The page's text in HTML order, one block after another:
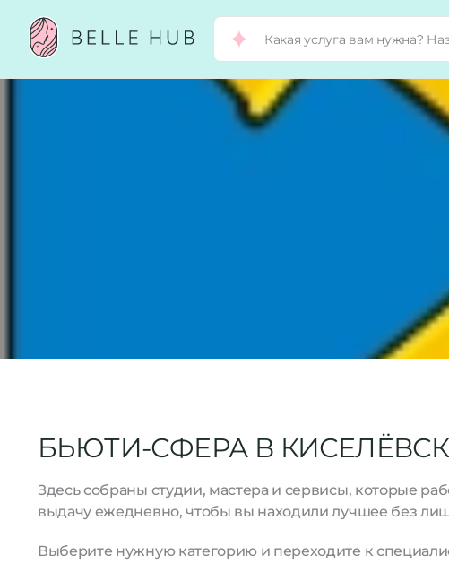
БЬЮТИ-СФЕРА В
Здесь собраны студии, мастера и сервисы, которые
выдачу ежедневно, чтобы вы находили лучшее без
Выберите нужную категорию и переходите к